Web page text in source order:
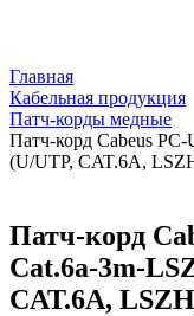
Главная
Кабельная продукция
Патч-корды медные
Патч-корд Cabeus
(U/UTP, CAT.6A,
Патч-корд
Cat.6a-3m-
CAT.6A,